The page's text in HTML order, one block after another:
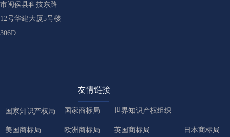
市闽侯县科技东路
12号华建大厦5号楼
306D
友情链接
国家知识产权局 国家商标局 世界知识产权组织
美国商标局 欧洲商标局 英国商标局 日本商标局